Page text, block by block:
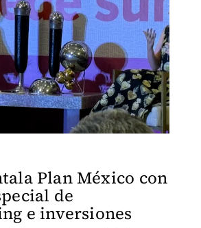
Plan México con
de
e inversiones